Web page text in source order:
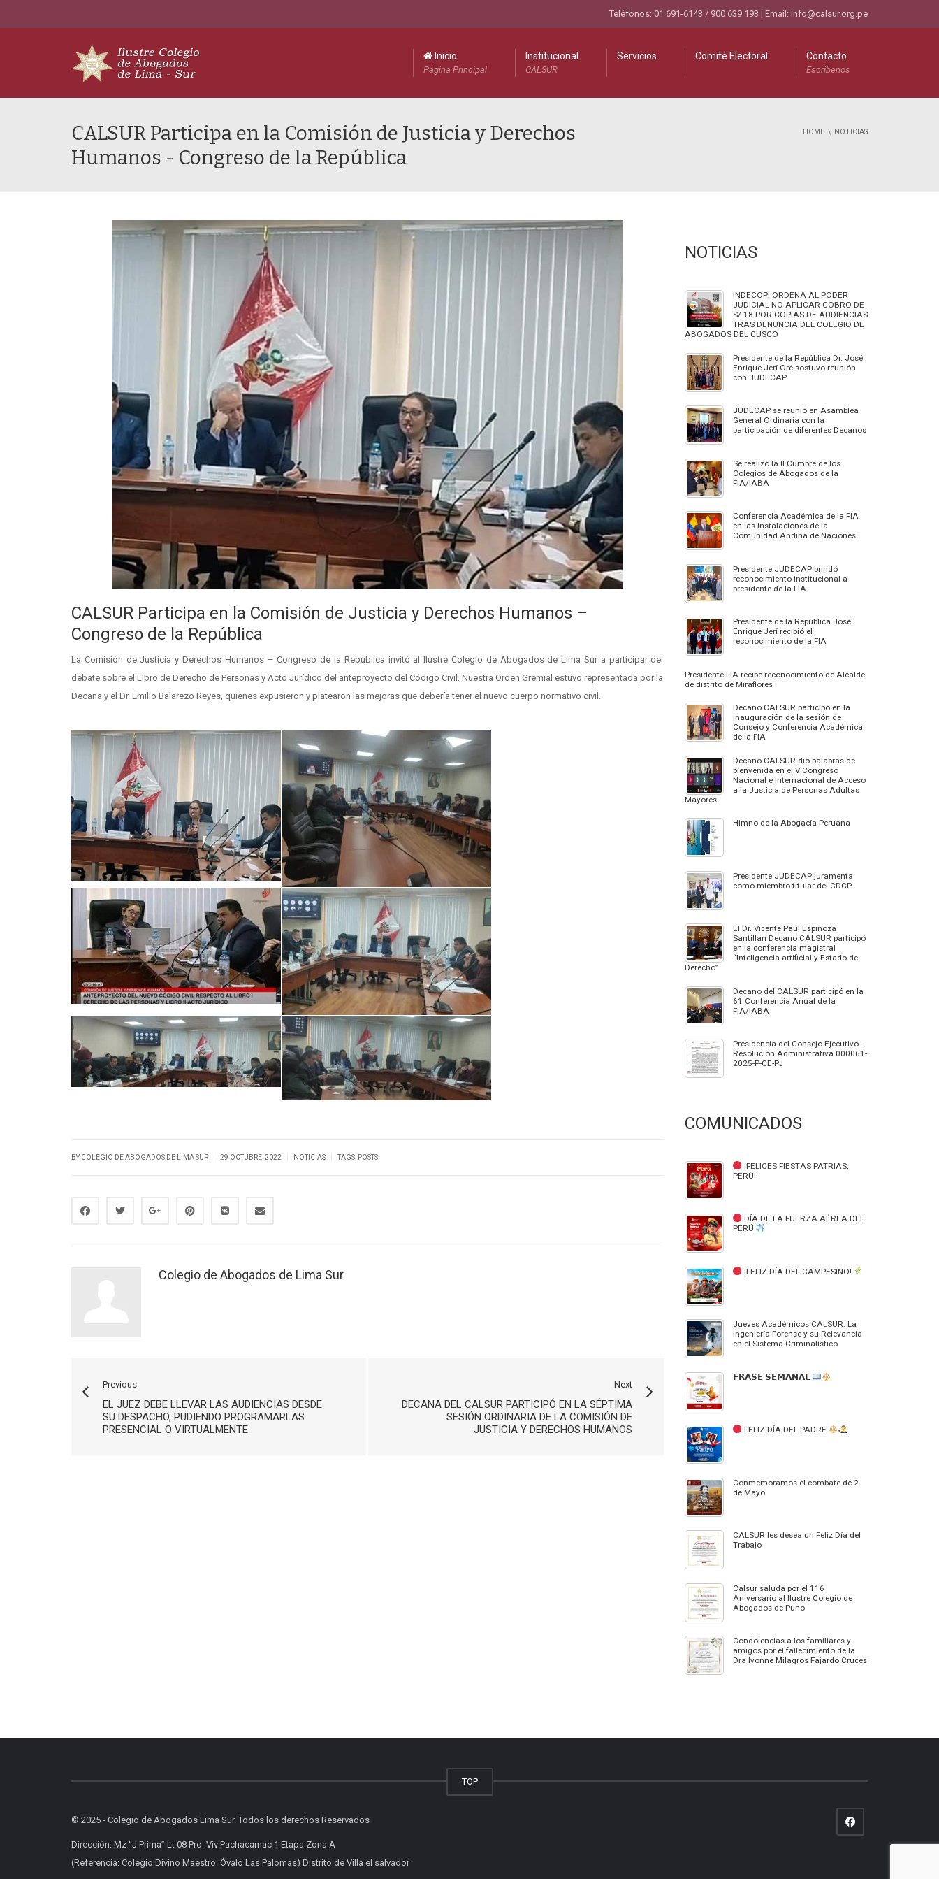
Teléfonos: 01 691-6143 / 900 639 193 | Email: info@calsur.org.pe
Inicio
Página Principal
Institucional
CALSUR
Servicios Comité Electoral Contacto
Escríbenos
CALSUR Participa en la Comisión de Justicia y Derechos
Humanos - Congreso de la República
HOME NOTICIAS
CALSUR Participa en la Comisión de Justicia y Derechos Humanos –
Congreso de la República
La Comisión de Justicia y Derechos Humanos – Congreso de la República invitó al Ilustre Colegio de Abogados de Lima Sur a participar del
debate sobre el Libro de Derecho de Personas y Acto Jurídico del anteproyecto del Código Civil. Nuestra Orden Gremial estuvo representada por la
Decana y el Dr. Emilio Balarezo Reyes, quienes expusieron y platearon las mejoras que debería tener el nuevo cuerpo normativo civil.
BYCOLEGIO DE ABOGADOS DE LIMA SUR 29 OCTUBRE, 2022 NOTICIAS TAGS: POSTS
Colegio de Abogados de Lima Sur
Previous
EL JUEZ DEBE LLEVAR LAS AUDIENCIAS DESDE
SU DESPACHO, PUDIENDO PROGRAMARLAS
PRESENCIAL O VIRTUALMENTE
Next
DECANA DEL CALSUR PARTICIPÓ EN LA SÉPTIMA
SESIÓN ORDINARIA DE LA COMISIÓN DE
JUSTICIA Y DERECHOS HUMANOS
NOTICIAS
INDECOPI ORDENA AL PODER
JUDICIAL NO APLICAR COBRO DE
S/ 18 POR COPIAS DE AUDIENCIAS
TRAS DENUNCIA DEL COLEGIO DE
ABOGADOS DEL CUSCO
Presidente de la República Dr. José
Enrique Jerí Oré sostuvo reunión
con JUDECAP
JUDECAP se reunió en Asamblea
General Ordinaria con la
participación de diferentes Decanos
Se realizó la II Cumbre de los
Colegios de Abogados de la
FIA/IABA
Conferencia Académica de la FIA
en las instalaciones de la
Comunidad Andina de Naciones
Presidente JUDECAP brindó
reconocimiento institucional a
presidente de la FIA
Presidente de la República José
Enrique Jerí recibió el
reconocimiento de la FIA
Presidente FIA recibe reconocimiento de Alcalde
de distrito de Miraflores
Decano CALSUR participó en la
inauguración de la sesión de
Consejo y Conferencia Académica
de la FIA
Decano CALSUR dio palabras de
bienvenida en el V Congreso
Nacional e Internacional de Acceso
a la Justicia de Personas Adultas
Mayores
Himno de la Abogacía Peruana
Presidente JUDECAP juramenta
como miembro titular del CDCP
El Dr. Vicente Paul Espinoza
Santillan Decano CALSUR participó
en la conferencia magistral
“Inteligencia artificial y Estado de
Derecho”
Decano del CALSUR participó en la
61 Conferencia Anual de la
FIA/IABA
Presidencia del Consejo Ejecutivo –
Resolución Administrativa 000061-
2025-P-CE-PJ
COMUNICADOS
¡FELICES FIESTAS PATRIAS,
PERÚ!
DÍA DE LA FUERZA AÉREA DEL
PERÚ
¡FELIZ DÍA DEL CAMPESINO!
Jueves Académicos CALSUR: La
Ingeniería Forense y su Relevancia
en el Sistema Criminalístico
𝗙𝗥𝗔𝗦𝗘 𝗦𝗘𝗠𝗔𝗡𝗔𝗟
FELIZ DÍA DEL PADRE
Conmemoramos el combate de 2
de Mayo
CALSUR les desea un Feliz Día del
Trabajo
Calsur saluda por el 116
Aniversario al Ilustre Colegio de
Abogados de Puno
Condolencias a los familiares y
amigos por el fallecimiento de la
Dra Ivonne Milagros Fajardo Cruces
TOP
© 2025 - Colegio de Abogados Lima Sur. Todos los derechos Reservados
Dirección: Mz “J Prima” Lt 08 Pro. Viv Pachacamac 1 Etapa Zona A
(Referencia: Colegio Divino Maestro. Óvalo Las Palomas) Distrito de Villa el salvador